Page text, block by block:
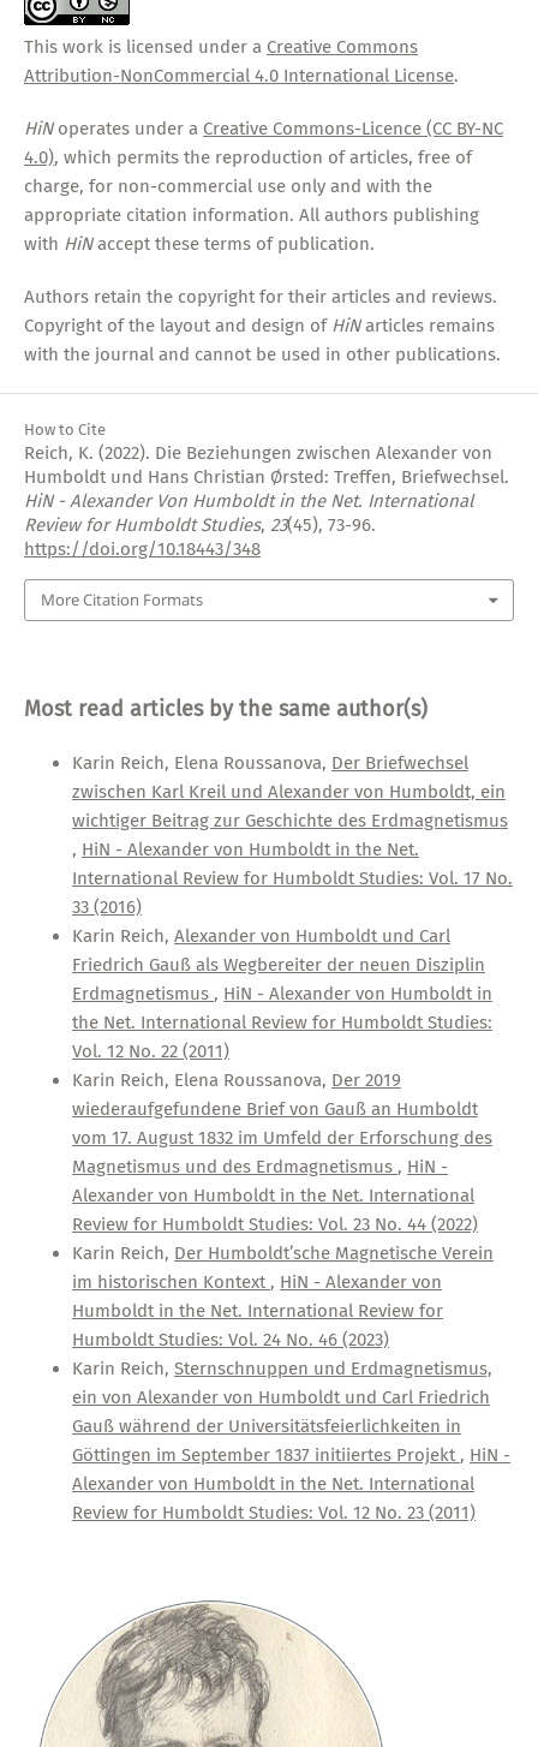
This work is licensed under a Creative Commons
Attribution-NonCommercial 4.0 International License.
HiNoperates under a Creative Commons-Licence (CC BY-NC
4.0), which permits the reproduction of articles, free of
charge, for non-commercial use only and with the
appropriate citation information. All authors publishing
with HiNaccept these terms of publication.
Authors retain the copyright for their articles and reviews.
Copyright of the layout and design of HiNarticles remains
with the journal and cannot be used in other publications.
How to Cite
Reich, K. (2022). Die Beziehungen zwischen Alexander von
Humboldt und Hans Christian Ørsted: Treffen, Briefwechsel.
HiN - Alexander Von Humboldt in the Net. International
Review for Humboldt Studies, 23(45), 73-96.
https://doi.org/10.18443/348
More Citation Formats
Most read articles by the same author(s)
Karin Reich, Elena Roussanova, Der Briefwechsel
zwischen Karl Kreil und Alexander von Humboldt, ein
wichtiger Beitrag zur Geschichte des Erdmagnetismus
, HiN - Alexander von Humboldt in the Net.
International Review for Humboldt Studies: Vol. 17 No.
33 (2016)
Karin Reich, Alexander von Humboldt und Carl
Friedrich Gauß als Wegbereiter der neuen Disziplin
Erdmagnetismus , HiN - Alexander von Humboldt in
the Net. International Review for Humboldt Studies:
Vol. 12 No. 22 (2011)
Karin Reich, Elena Roussanova, Der 2019
wiederaufgefundene Brief von Gauß an Humboldt
vom 17. August 1832 im Umfeld der Erforschung des
Magnetismus und des Erdmagnetismus , HiN -
Alexander von Humboldt in the Net. International
Review for Humboldt Studies: Vol. 23 No. 44 (2022)
Karin Reich, Der Humboldt’sche Magnetische Verein
im historischen Kontext , HiN - Alexander von
Humboldt in the Net. International Review for
Humboldt Studies: Vol. 24 No. 46 (2023)
Karin Reich, Sternschnuppen und Erdmagnetismus,
ein von Alexander von Humboldt und Carl Friedrich
Gauß während der Universitätsfeierlichkeiten in
Göttingen im September 1837 initiiertes Projekt , HiN -
Alexander von Humboldt in the Net. International
Review for Humboldt Studies: Vol. 12 No. 23 (2011)